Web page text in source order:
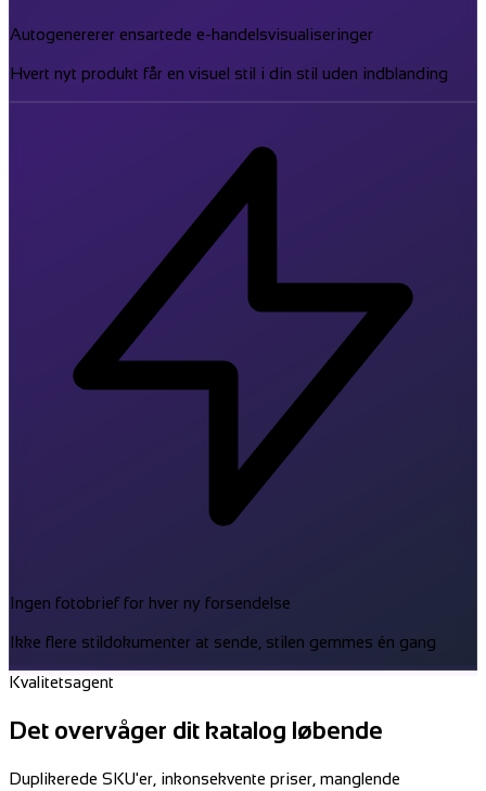
Autogenererer ensartede e-handelsvisualiseringer
Hvert nyt produkt får en visuel stil i din stil uden indblanding
Ingen fotobrief for hver ny forsendelse
Ikke flere stildokumenter at sende, stilen gemmes én gang
Kvalitetsagent
Det overvåger dit katalog løbende
Duplikerede SKU'er, inkonsekvente priser, manglende